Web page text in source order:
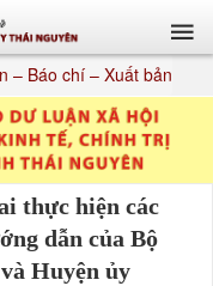
– Báo chí – Xuất bản
thực hiện các
dẫn của Bộ
Huyện ủy